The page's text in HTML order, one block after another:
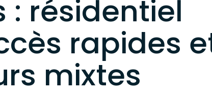
: résidentiel
rapides
mixtes